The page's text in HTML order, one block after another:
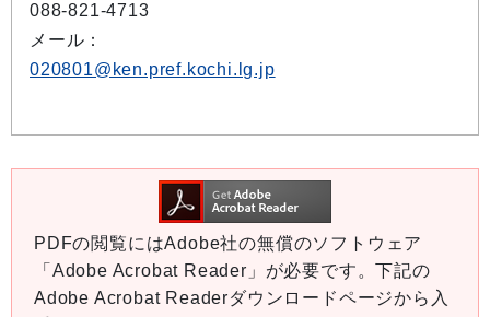
088-821-4713
メール：
020801@ken.pref.kochi.lg.jp
PDFの閲覧にはAdobe社の無償のソフトウェア
「Adobe Acrobat Reader」が必要です。下記の
Adobe Acrobat Readerダウンロードページから入